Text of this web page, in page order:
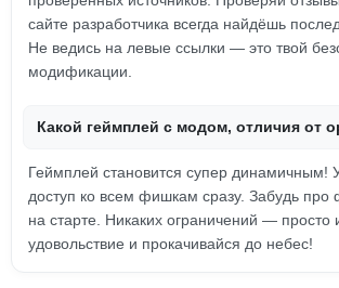
сайте разработчика всегда найдёшь
Не ведись на левые ссылки — это твой
модификации.
Какой геймплей с модом, отличия от
Геймплей становится супер динамичным!
доступ ко всем фишкам сразу. Забудь про
на старте. Никаких ограничений — просто
удовольствие и прокачивайся до небес!